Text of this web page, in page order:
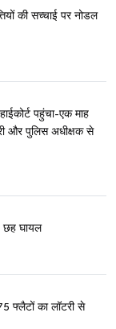
की सच्चाई पर नोडल
पहुंचा-एक माह
और पुलिस अधीक्षक से
छह घायल
फ्लैटों का लॉटरी से